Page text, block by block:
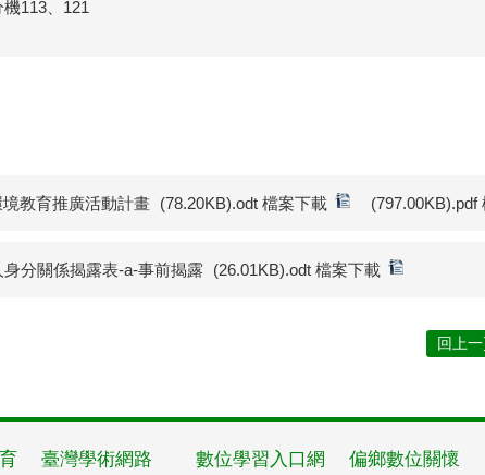
113、121
教育推廣活動計畫 (78.20KB).odt 檔案下載 (797.00KB).pdf
分關係揭露表-a-事前揭露 (26.01KB).odt 檔案下載
回上
臺灣學術網路 數位學習入口網 偏鄉數位關懷